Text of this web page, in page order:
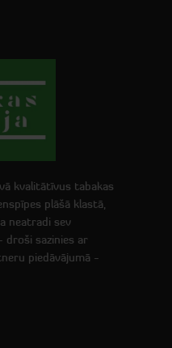
kvalitātīvus tabakas
plāšā klastā,
neatradi sev
droši sazinies ar
piedāvājumā -